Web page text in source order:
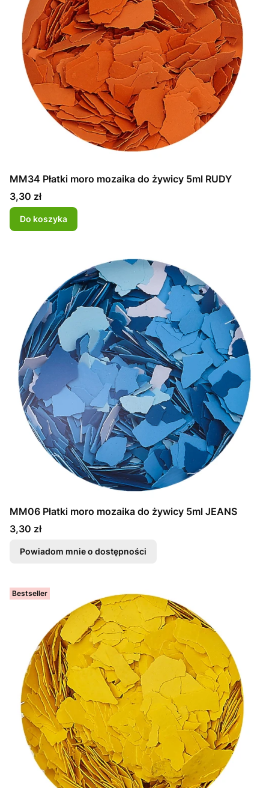
MM34 Płatki moro mozaika do żywicy 5ml RUDY
Cena
3,30 zł
Do koszyka
MM06 Płatki moro mozaika do żywicy 5ml JEANS
Cena
3,30 zł
Powiadom mnie o dostępności
Bestseller